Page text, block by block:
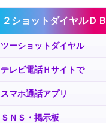
２ショットダイヤルＤＢ
ツーショットダイヤル
テレビ電話Ｈサイトで
スマホ通話アプリ
ＳＮＳ・掲示板